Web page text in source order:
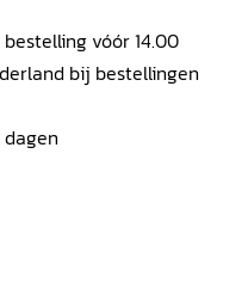
vóór 14.00
bij bestellingen